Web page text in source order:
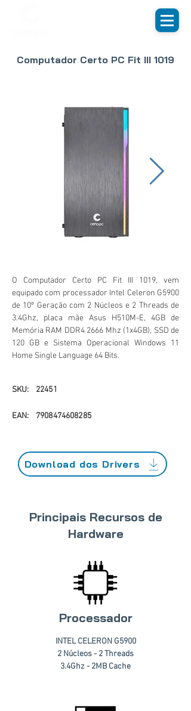
Computador Certo PC Fit III 1019
O Computador Certo PC Fit III 1019, vem
equipado com processador Intel Celeron G5900
de 10º Geração com 2 Núcleos e 2 Threads de
3.4Ghz, placa mãe Asus H510M-E, 4GB de
Memória RAM DDR4 2666 Mhz (1x4GB), SSD de
120 GB e Sistema Operacional Windows 11
Home Single Language 64 Bits.
SKU: 22451
EAN: 7908474608285
Download dos Drivers
Principais Recursos de
Hardware
Processador
INTEL CELERON G5900
2 Núcleos - 2 Threads
3.4Ghz - 2MB Cache